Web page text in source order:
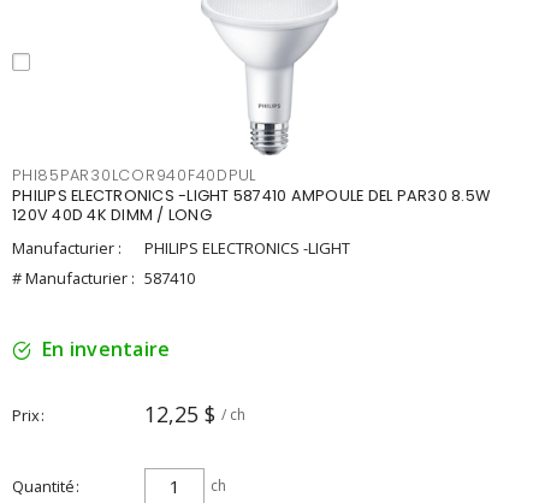
PHI85PAR30LCOR940F40DPUL
PHILIPS ELECTRONICS -LIGHT 587410 AMPOULE DEL PAR30 8.5W
120V 40D 4K DIMM / LONG
Manufacturier :
PHILIPS ELECTRONICS -LIGHT
# Manufacturier : 587410
En inventaire
Prix 12,25 $ / ch
Quantité ch